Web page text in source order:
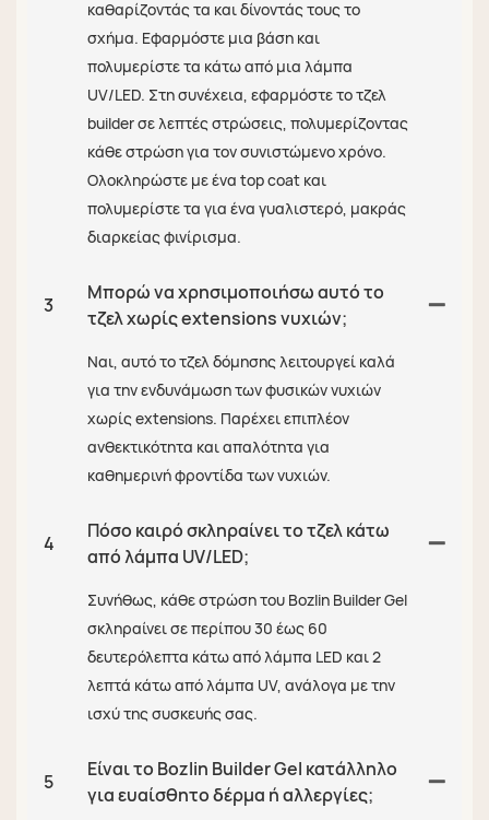
καθαρίζοντάς τα και δίνοντάς τους το
σχήμα. Εφαρμόστε μια βάση και
πολυμερίστε τα κάτω από μια λάμπα
UV/LED. Στη συνέχεια, εφαρμόστε το τζελ
builder σε λεπτές στρώσεις, πολυμερίζοντας
κάθε στρώση για τον συνιστώμενο χρόνο.
Ολοκληρώστε με ένα top coat και
πολυμερίστε τα για ένα γυαλιστερό, μακράς
διαρκείας φινίρισμα.
3
Μπορώ να χρησιμοποιήσω αυτό το
τζελ χωρίς extensions νυχιών;
Ναι, αυτό το τζελ δόμησης λειτουργεί καλά
για την ενδυνάμωση των φυσικών νυχιών
χωρίς extensions. Παρέχει επιπλέον
ανθεκτικότητα και απαλότητα για
καθημερινή φροντίδα των νυχιών.
4
Πόσο καιρό σκληραίνει το τζελ κάτω
από λάμπα UV/LED;
Συνήθως, κάθε στρώση του Bozlin Builder Gel
σκληραίνει σε περίπου 30 έως 60
δευτερόλεπτα κάτω από λάμπα LED και 2
λεπτά κάτω από λάμπα UV, ανάλογα με την
ισχύ της συσκευής σας.
5
Είναι το Bozlin Builder Gel κατάλληλο
για ευαίσθητο δέρμα ή αλλεργίες;